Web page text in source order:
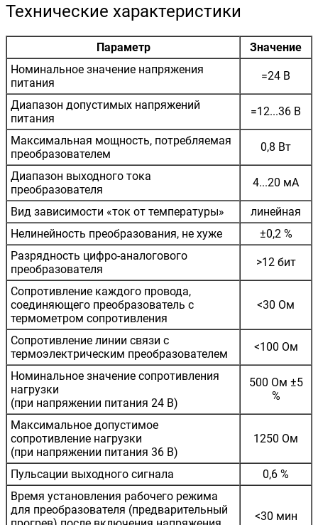
Технические характеристики
Параметр
Значение
Номинальное значение напряжения
питания
=24 В
Диапазон допустимых напряжений
питания
=12...36 В
Максимальная мощность, потребляемая
преобразователем
0,8 Вт
Диапазон выходного тока
преобразователя
4...20 мА
Вид зависимости «ток от температуры»
линейная
Нелинейность преобразования, не хуже
±0,2 %
Разрядность цифро-аналогового
преобразователя
>12 бит
Сопротивление каждого провода,
соединяющего преобразователь с
термометром сопротивления
<30 Ом
Сопротивление линии связи с
термоэлектрическим преобразователем
<100 Ом
Номинальное значение сопротивления
нагрузки
(при напряжении питания 24 В)
500 Ом ±5
%
Максимальное допустимое
сопротивление нагрузки
(при напряжении питания 36 В)
1250 Ом
Пульсации выходного сигнала
0,6 %
Время установления рабочего режима
для преобразователя (предварительный
<30 мин